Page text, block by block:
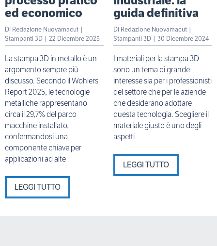
ed economico
Di Redazione Nuovamacut |
Stampanti 3D | 22 Dicembre 2025
La stampa 3D in metallo è un
argomento sempre più
discusso. Secondo il Wohlers
Report 2025, le tecnologie
metalliche rappresentano
circa il 29,7% del parco
macchine installato,
confermandosi una
componente chiave per
applicazioni ad alte
LEGGI TUTTO
guida definitiva
Di Redazione Nuovamacut |
Stampanti 3D | 30 Dicembre 2024
I materiali per la stampa 3D
sono un tema di grande
interesse sia per i professionisti
del settore che per le aziende
che desiderano adottare
questa tecnologia. Scegliere il
materiale giusto è uno degli
aspetti
LEGGI TUTTO